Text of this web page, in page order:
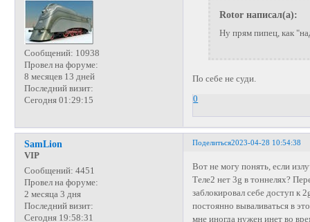
Сообщений: 10938
Провел на форуме:
8 месяцев 13 дней
Последний визит:
Сегодня 01:29:15
Rotor написал(а):
Ну прям пипец, как
По себе не суди.
0
Поделиться2023-04-28 10:54:38
SamLion
VIP
Сообщений: 4451
Провел на форуме:
2 месяца 3 дня
Последний визит:
Сегодня 19:58:31
Вот не могу понять, если
Теле2 нет 3g в тоннелях?
заблокировал себе доступ к
постоянно вываливаться в
мне иногда нужен инет во